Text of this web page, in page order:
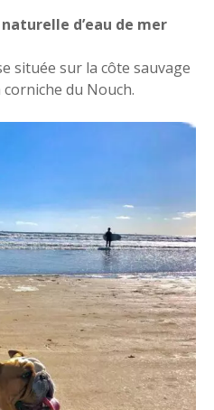
d’eau de mer
située sur la côte sauvage
corniche du Nouch.